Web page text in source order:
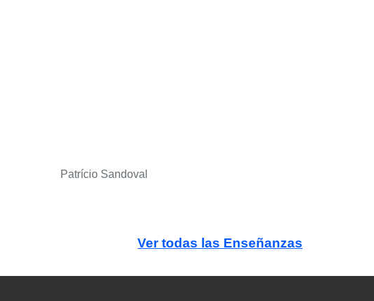
Patrício Sandoval
Ver todas las Enseñanzas